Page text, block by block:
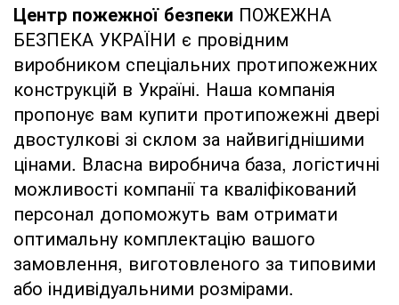
Центр пожежної безпеки ПОЖЕЖНА
БЕЗПЕКА УКРАЇНИ є провідним
виробником спеціальних протипожежних
конструкцій в Україні. Наша компанія
пропонує вам купити протипожежні двері
двостулкові зі склом за найвигіднішими
цінами. Власна виробнича база, логістичні
можливості компанії та кваліфікований
персонал допоможуть вам отримати
оптимальну комплектацію вашого
замовлення, виготовленого за типовими
або індивідуальними розмірами.